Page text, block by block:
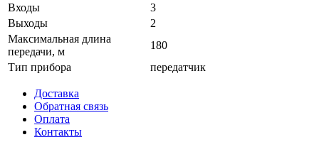
Входы
3
Выходы
2
Максимальная длина
передачи, м
180
Тип прибора
передатчик
Доставка
Обратная связь
Оплата
Контакты